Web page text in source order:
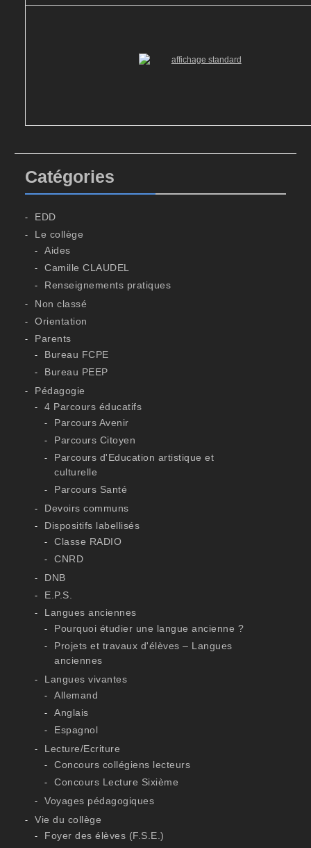
Catégories
EDD
Le collège
Aides
Camille CLAUDEL
Renseignements pratiques
Non classé
Orientation
Parents
Bureau FCPE
Bureau PEEP
Pédagogie
4 Parcours éducatifs
Parcours Avenir
Parcours Citoyen
Parcours d'Education artistique et
culturelle
Parcours Santé
Devoirs communs
Dispositifs labellisés
Classe RADIO
CNRD
DNB
E.P.S.
Langues anciennes
Pourquoi étudier une langue ancienne ?
Projets et travaux d'élèves – Langues
anciennes
Langues vivantes
Allemand
Anglais
Espagnol
Lecture/Ecriture
Concours collégiens lecteurs
Concours Lecture Sixième
Voyages pédagogiques
Vie du collège
Foyer des élèves (F.S.E.)